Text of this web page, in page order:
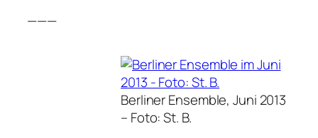
———
Berliner Ensemble, Juni 2013
– Foto: St. B.